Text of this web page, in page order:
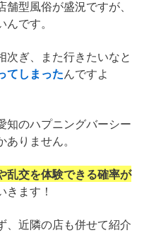
型風俗が盛況ですが、
です。
次ぎ、また行きたいなと
てしまったんですよ
知のハプニングバーシー
りません。
乱交を体験できる確率が
きます！
、近隣の店も併せて紹介